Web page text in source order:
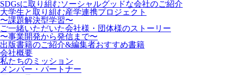
SDGsに取り組むソーシャルグッドな会社のご紹介
大学生と取り組む産学連携プロジェクト
〜課題解決型学習〜
ご一緒いただいた会社様・団体様のストーリー
〜事業開発から発信まで〜
出版書籍のご紹介&編集者おすすめ書籍
会社概要
私たちのミッション
メンバー・パートナー